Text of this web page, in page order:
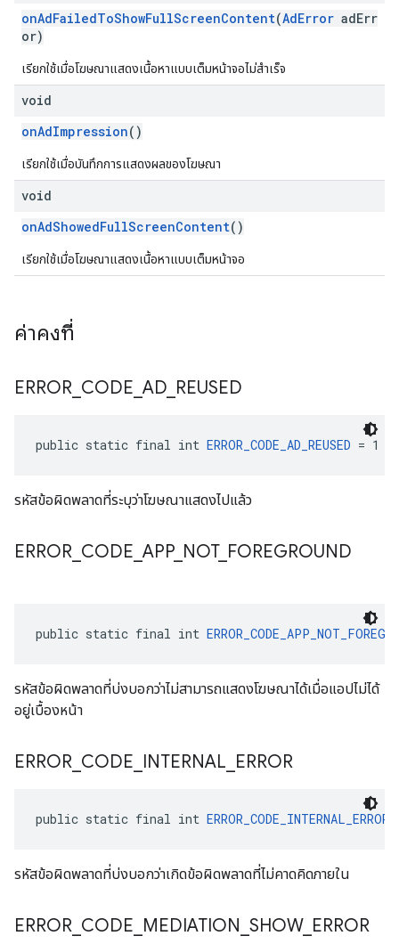
onAdFailedToShowFullScreenContent(AdError adErr
or)
เรียกใช้เมื่อโฆษณาแสดงเนื้อหาแบบเต็มหน้าจอไม่สำเร็จ
void
onAdImpression()
เรียกใช้เมื่อบันทึกการแสดงผลของโฆษณา
void
onAdShowedFullScreenContent()
เรียกใช้เมื่อโฆษณาแสดงเนื้อหาแบบเต็มหน้าจอ
ค่าคงที่
ERROR CODE AD REUSED
public static final int ERROR_CODE_AD_REUSED = 1
รหัสข้อผิดพลาดที่ระบุว่าโฆษณาแสดงไปแล้ว
ERROR CODE APP_ NOT_ FOREGROUND
public static final int
รหัสข้อผิดพลาดที่บ่งบอกว่าไม่สามารถแสดงโฆษณาได้เมื่อแอปไม่ได้
อยู่เบื้องหน้า
ERROR CODE INTERNAL ERROR
public static final int ERROR_CODE_INTERNAL_ERROR
รหัสข้อผิดพลาดที่บ่งบอกว่าเกิดข้อผิดพลาดที่ไม่คาดคิดภายใน
ERROR CODE MEDIATION SHOW_ ERROR